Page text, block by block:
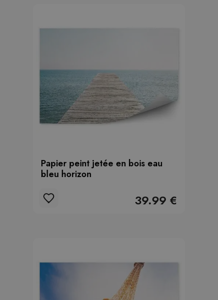
Papier peint jetée en bois eau
bleu horizon
39.99 €